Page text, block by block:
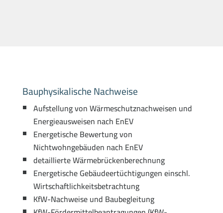
Bauphysikalische Nachweise
Aufstellung von Wärmeschutznachweisen und
Energieausweisen nach EnEV
Energetische Bewertung von
Nichtwohngebäuden nach EnEV
detaillierte Wärmebrückenberechnung
Energetische Gebäudeertüchtigungen einschl.
Wirtschaftlichkeitsbetrachtung
KfW-Nachweise und Baubegleitung